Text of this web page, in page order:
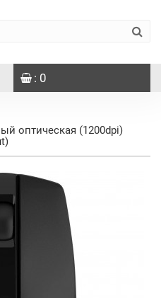
: 0
оптическая (1200dpi)